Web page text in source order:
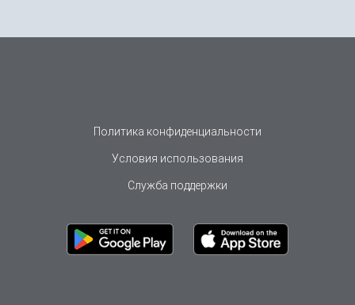
Политика конфиденциальности
Условия использования
Служба поддержки